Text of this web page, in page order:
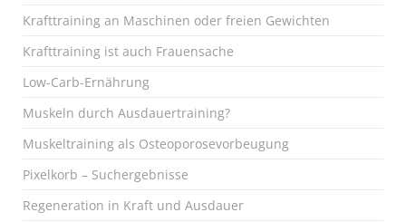
Krafttraining an Maschinen oder freien Gewichten
Krafttraining ist auch Frauensache
Low-Carb-Ernährung
Muskeln durch Ausdauertraining?
Muskeltraining als Osteoporosevorbeugung
Pixelkorb – Suchergebnisse
Regeneration in Kraft und Ausdauer